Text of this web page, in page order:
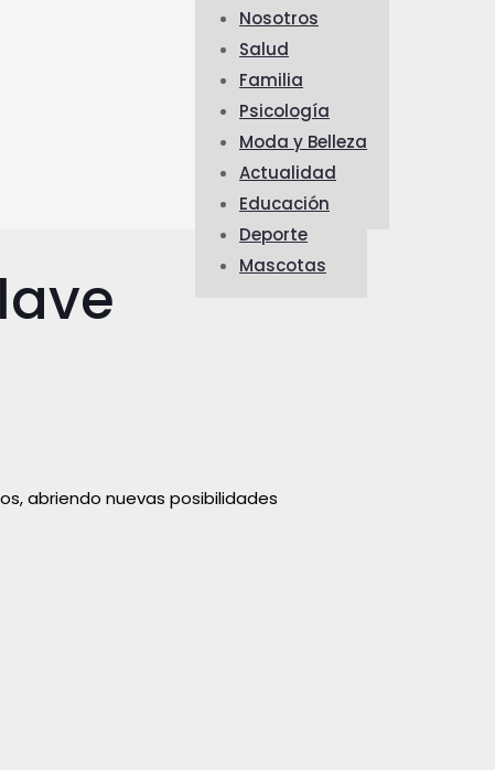
Nosotros
Salud
Familia
Psicología
Moda y Belleza
Actualidad
Educación
Deporte
Mascotas
abriendo nuevas posibilidades